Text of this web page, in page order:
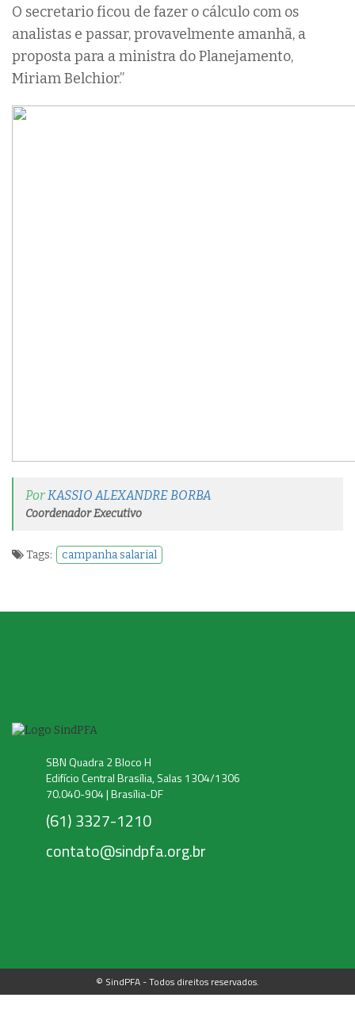
O secretario ficou de fazer o cálculo com os
analistas e passar, provavelmente amanhã, a
proposta para a ministra do Planejamento,
Miriam Belchior.”
PorKASSIO ALEXANDRE BORBA
Coordenador Executivo
Tags: campanha salarial
SBN Quadra 2 Bloco H
Edifício Central Brasília, Salas 1304/1306
70.040-904 | Brasília-DF
(61) 3327-1210
contato@sindpfa.org.br
© SindPFA - Todos direitos reservados.